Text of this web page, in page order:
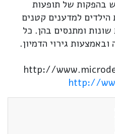
בהפקות של תופעות
למדענים קטנים
שונות ומתנסים בהן. כל
גירוי הדמיון.
http://
http://